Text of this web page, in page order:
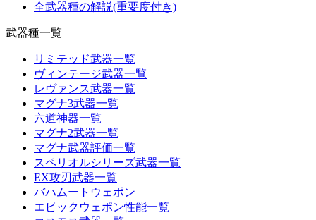
全武器種の解説(重要度付き)
武器種一覧
リミテッド武器一覧
ヴィンテージ武器一覧
レヴァンス武器一覧
マグナ3武器一覧
六道神器一覧
マグナ2武器一覧
マグナ武器評価一覧
スペリオルシリーズ武器一覧
EX攻刃武器一覧
バハムートウェポン
エピックウェポン性能一覧